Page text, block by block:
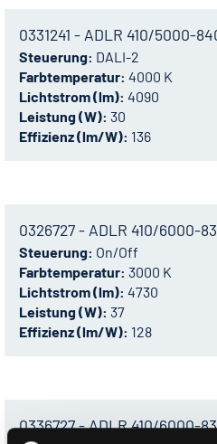
0331241 - ADLR 410/5000-
Steuerung: DALI-2
Farbtemperatur: 4000 K
Lichtstrom (lm): 4090
Leistung (W): 30
Effizienz (lm/W): 136
0326727 - ADLR 410/6000-
Steuerung: On/Off
Farbtemperatur: 3000 K
Lichtstrom (lm): 4730
Leistung (W): 37
Effizienz (lm/W): 128
0336727 - ADLR 410/6000-